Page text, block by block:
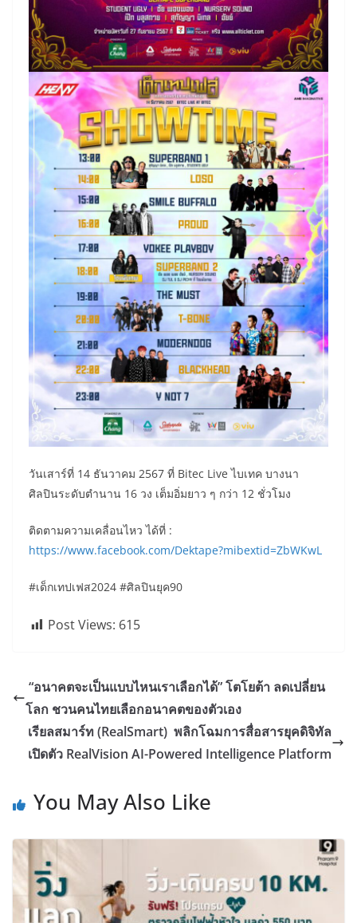
วันเสาร์ที่ 14 ธันวาคม 2567 ที่ Bitec Live ไบเทค บางนา
ศิลปินระดับตำนาน 16 วง เต็มอิ่มยาว ๆ กว่า 12 ชั่วโมง
ติดตามความเคลื่อนไหว ได้ที่ :
https://www.facebook.com/Dektape?mibextid=ZbWKwL
#เด็กเทปเฟส2024 #ศิลปินยุค90
Post Views: 615
“อนาคตจะเป็นแบบไหนเราเลือกได้” โตโยต้า ลดเปลี่ยน
โลก ชวนคนไทยเลือกอนาคตของตัวเอง
เรียลสมาร์ท (RealSmart) พลิกโฉมการสื่อสารยุคดิจิทัล
เปิดตัว RealVision AI-Powered Intelligence Platform
You May Also Like